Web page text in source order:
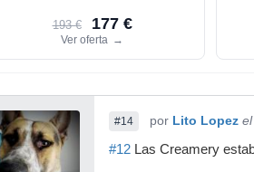
193 € 177 €
Ver oferta →
#14 por Lito Lopez
#12 Las Creamery